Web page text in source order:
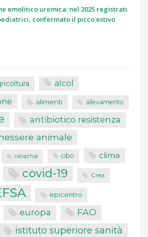
emolitico uremica: nel 2025 registrati
confermato il picco estivo
alcol
alimenti allevamento
antibiotico resistenza
animale
celiachia cibo clima
covid-19 Crea
epicentro
europa FAO
istituto superiore sanità